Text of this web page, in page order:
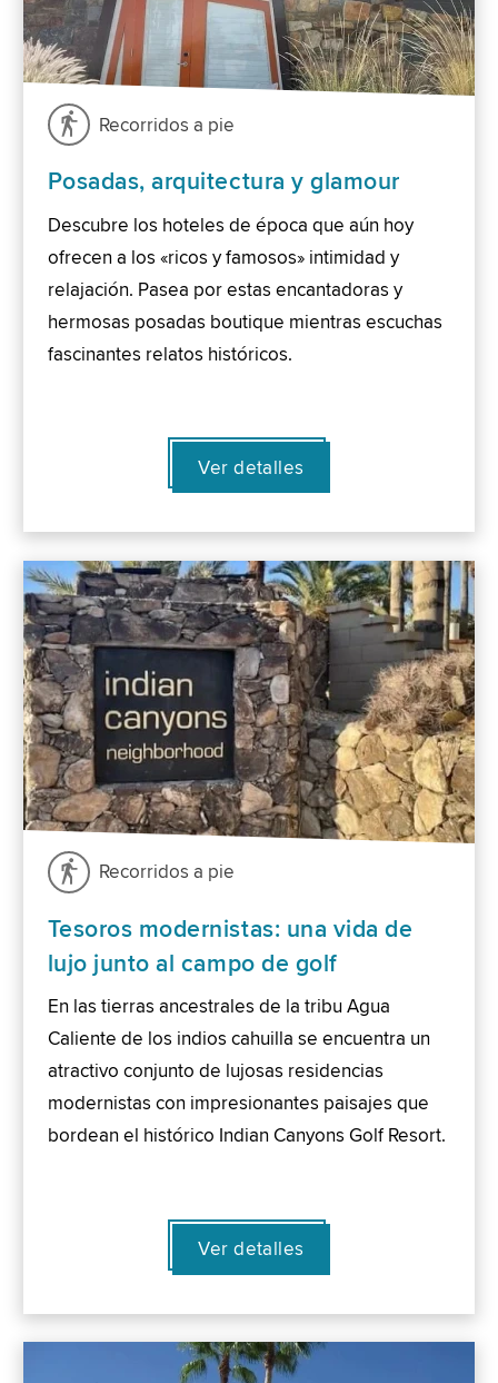
Recorridos a pie
Posadas, arquitectura y glamour
Descubre los hoteles de época que aún hoy
ofrecen a los «ricos y famosos» intimidad y
relajación. Pasea por estas encantadoras y
hermosas posadas boutique mientras escuchas
fascinantes relatos históricos.
Ver detalles
Recorridos a pie
Tesoros modernistas: una vida de
lujo junto al campo de golf
En las tierras ancestrales de la tribu Agua
Caliente de los indios cahuilla se encuentra un
atractivo conjunto de lujosas residencias
modernistas con impresionantes paisajes que
bordean el histórico Indian Canyons Golf Resort.
Ver detalles